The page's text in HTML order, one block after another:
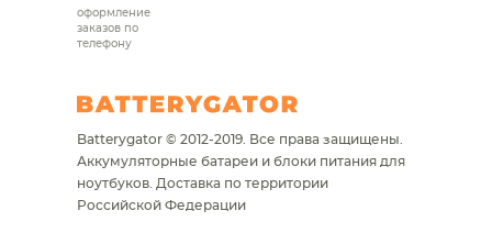
оформление
заказов по
телефону
Batterygator © 2012-2019. Все права защищены.
Аккумуляторные батареи и блоки питания для
ноутбуков. Доставка по территории
Российской Федерации